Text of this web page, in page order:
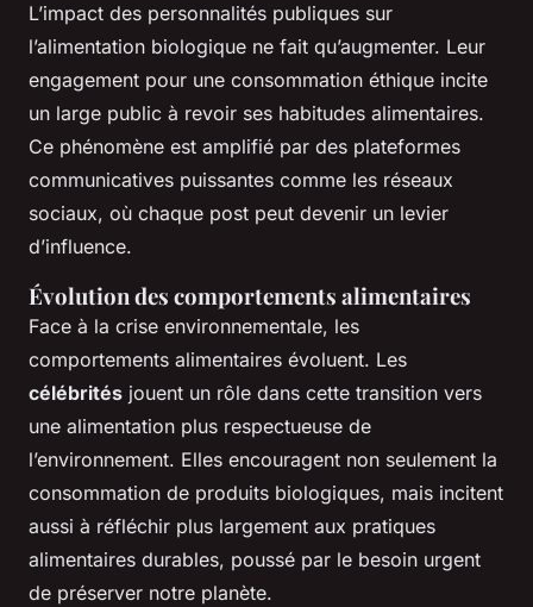
L’impact des personnalités publiques sur
l’alimentation biologique ne fait qu’augmenter. Leur
engagement pour une consommation éthique incite
un large public à revoir ses habitudes alimentaires.
Ce phénomène est amplifié par des plateformes
communicatives puissantes comme les réseaux
sociaux, où chaque post peut devenir un levier
d’influence.
Évolution des comportements alimentaires
Face à la crise environnementale, les
comportements alimentaires évoluent. Les
célébrités jouent un rôle dans cette transition vers
une alimentation plus respectueuse de
l’environnement. Elles encouragent non seulement la
consommation de produits biologiques, mais incitent
aussi à réfléchir plus largement aux pratiques
alimentaires durables, poussé par le besoin urgent
de préserver notre planète.